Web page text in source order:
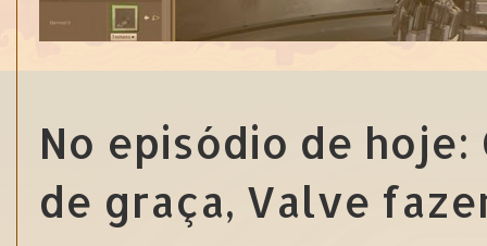
No episódio de hoje:
de graça, Valve